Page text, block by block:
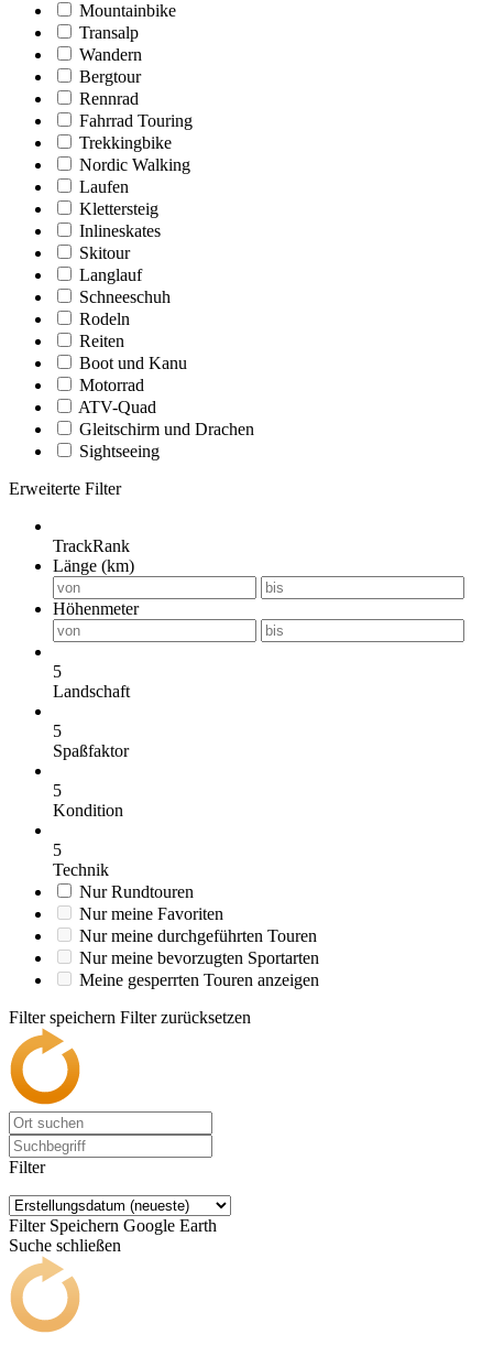
Mountainbike
Transalp
Wandern
Bergtour
Rennrad
Fahrrad Touring
Trekkingbike
Nordic Walking
Laufen
Klettersteig
Inlineskates
Skitour
Langlauf
Schneeschuh
Rodeln
Reiten
Boot und Kanu
Motorrad
ATV-Quad
Gleitschirm und Drachen
Sightseeing
Erweiterte Filter
TrackRank
Länge (km)
Höhenmeter
5
Landschaft
5
Spaßfaktor
5
Kondition
5
Technik
Nur Rundtouren
Nur meine Favoriten
Nur meine durchgeführten Touren
Nur meine bevorzugten Sportarten
Meine gesperrten Touren anzeigen
Filter speichern Filter zurücksetzen
Filter
Filter Speichern Google Earth
Suche schließen